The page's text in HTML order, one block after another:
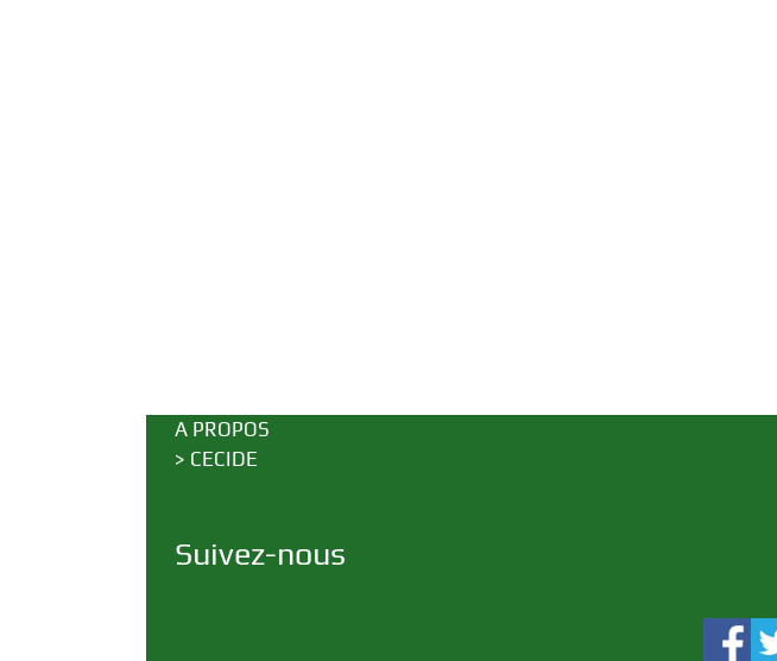
A PROPOS
> CECIDE
Suivez-nous